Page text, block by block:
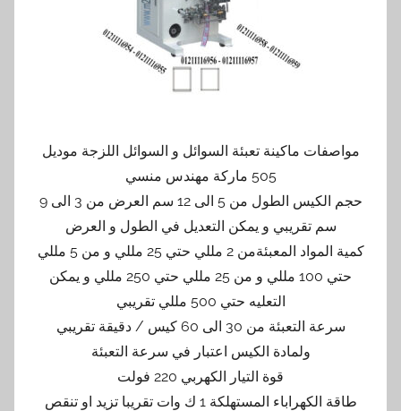
مواصفات ماكينة تعبئة السوائل و السوائل اللزجة موديل
505 ماركة مهندس منسي
حجم الكيس الطول من 5 الى 12 سم العرض من 3 الى 9
سم تقريبي و يمكن التعديل في الطول و العرض
كمية المواد المعبئةمن 2 مللي حتي 25 مللي و من 5 مللي
حتي 100 مللي و من 25 مللي حتي 250 مللي و يمكن
التعليه حتي 500 مللي تقريبي
سرعة التعبئة من 30 الى 60 كيس / دقيقة تقريبي
ولمادة الكيس اعتبار في سرعة التعبئة
قوة التيار الكهربي 220 فولت
طاقة الكهراباء المستهلكة 1 ك وات تقريبا تزيد او تنقص